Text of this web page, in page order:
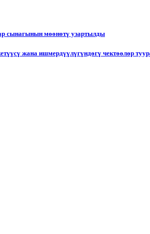
сынагынын мөөнөтү узартылды
жана ишмердүүлүгүндөгү чектөөлөр